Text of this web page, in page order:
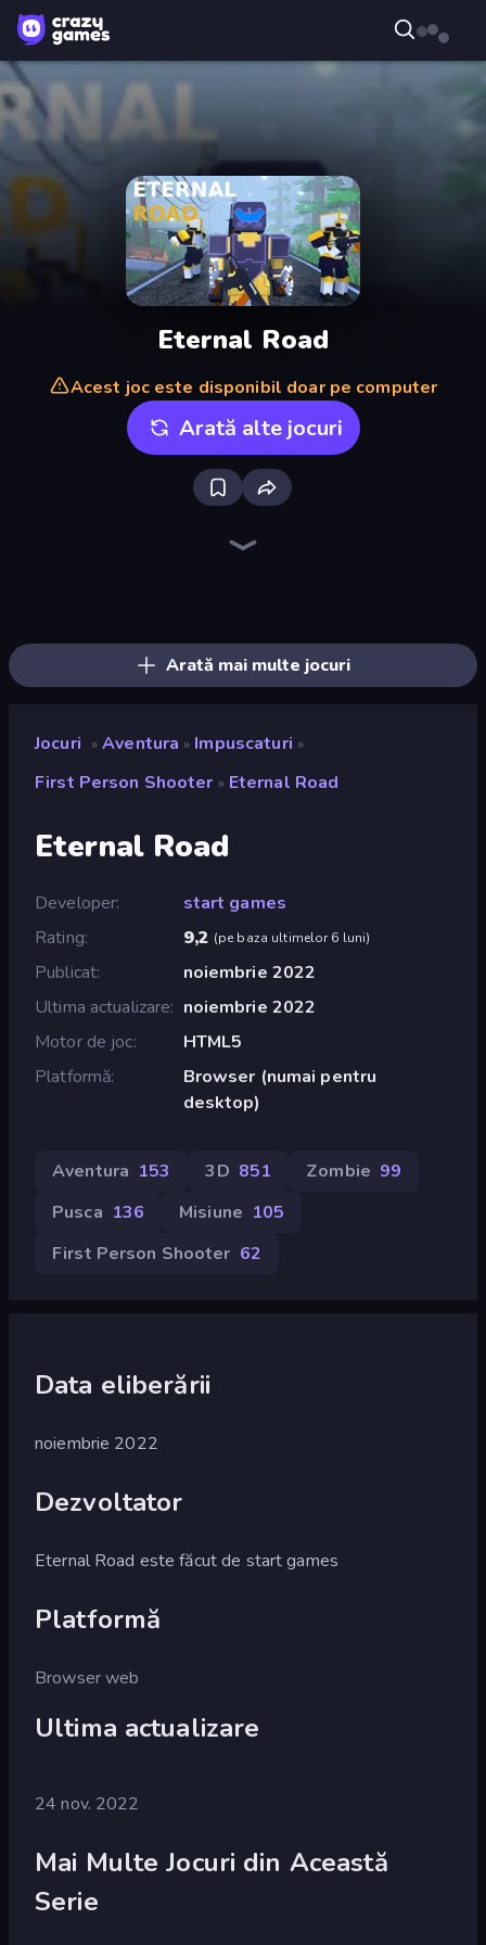
Eternal Road
Acest joc este disponibil doar pe computer
Arată alte jocuri
Arată mai multe jocuri
Jocuri » Aventura » Impuscaturi »
First Person Shooter » Eternal Road
Eternal Road
Developer
start games
Rating
9,2 (pe baza ultimelor 6 luni)
Publicat
noiembrie 2022
Ultima actualizare
noiembrie 2022
Motor de joc
HTML5
Platformă
Browser (numai pentru
desktop)
Aventura 153 3D 851 Zombie 99
Pusca 136 Misiune 105
First Person Shooter 62
Data eliberării
noiembrie 2022
Dezvoltator
Eternal Road este făcut de start games
Platformă
Browser web
Ultima actualizare
24 nov. 2022
Mai Multe Jocuri din Această
Serie